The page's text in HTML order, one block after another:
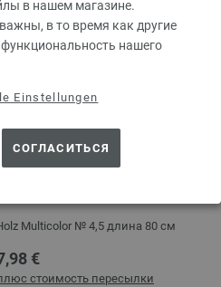
в нашем магазине.
в то время как другие
нашего
Einstellungen
СОГЛАСИТЬСЯ
Holz Multicolor № 4,5
Multicolor № 4,5 длина 80 см
€
стоимость пересылки